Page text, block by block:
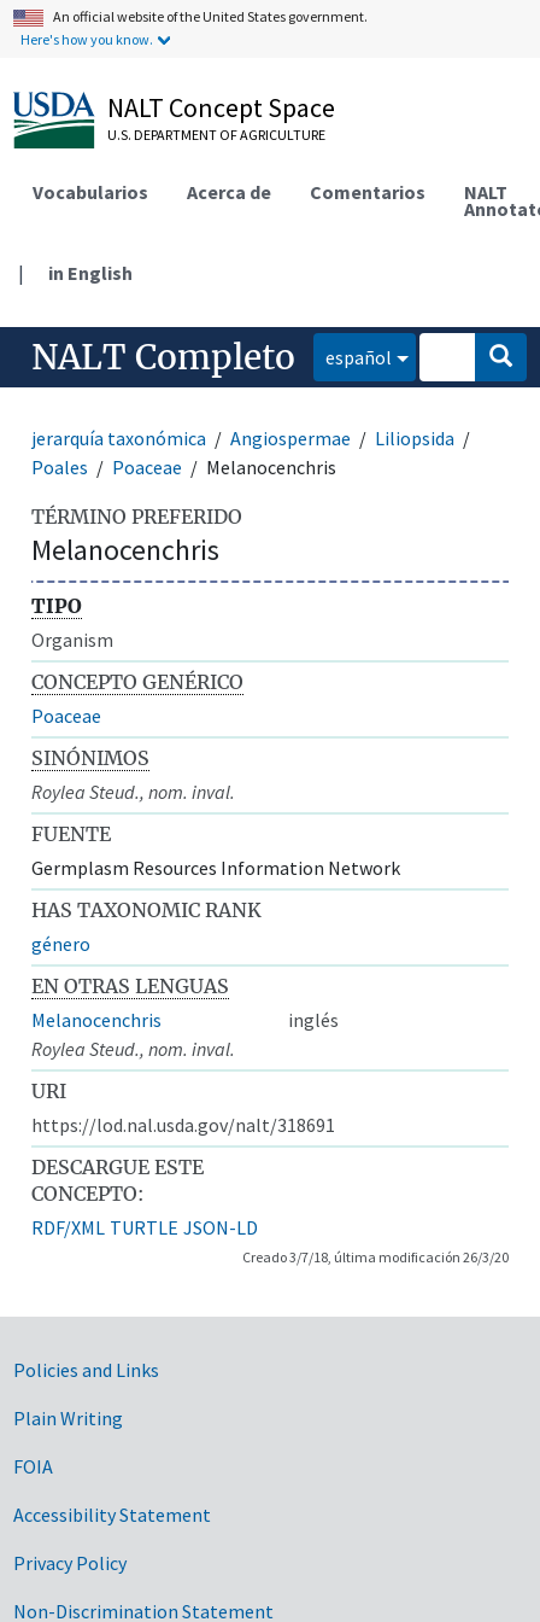
An official website of the United States government.
Here's how you know.
NALT Concept Space
U.S. DEPARTMENT OF AGRICULTURE
Vocabularios Acerca de Comentarios NALT
| in English
NALT Completo español
jerarquía taxonómica Angiospermae
Liliopsida
Poales
Poaceae Melanocenchris
TÉRMINO PREFERIDO
Melanocenchris
TIPO
Organism
CONCEPTO GENÉRICO
Poaceae
SINÓNIMOS
Roylea Steud., nom. inval.
FUENTE
Germplasm Resources Information Network
HAS TAXONOMIC RANK
género
EN OTRAS LENGUAS
Melanocenchris
inglés
Roylea Steud., nom. inval.
URI
https://lod.nal.usda.gov/nalt/318691
DESCARGUE ESTE
CONCEPTO:
RDF/XML TURTLE JSON-LD
Creado 3/7/18, última modificación 26/3/20
Government Links
Policies and Links
Plain Writing
FOIA
Accessibility Statement
Privacy Policy
Non-Discrimination Statement